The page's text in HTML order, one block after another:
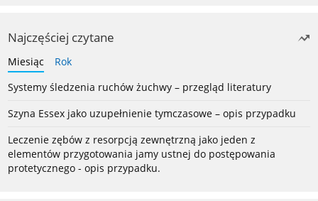
Najczęściej czytane
Miesiąc
Rok
Systemy śledzenia ruchów żuchwy – przegląd literatury
Szyna Essex jako uzupełnienie tymczasowe – opis przypadku
Leczenie zębów z resorpcją zewnętrzną jako jeden z
elementów przygotowania jamy ustnej do postępowania
protetycznego - opis przypadku.